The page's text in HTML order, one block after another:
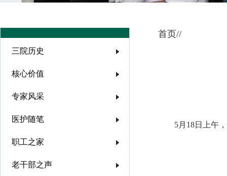
三院历史
核心价值
专家风采
医护随笔
职工之家
老干部之声
首页//
5月18日上午